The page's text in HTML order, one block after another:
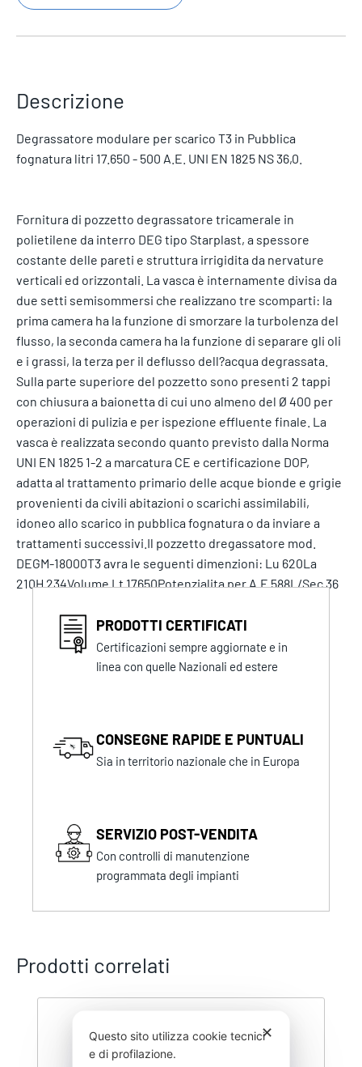
Descrizione
Degrassatore modulare per scarico T3 in Pubblica
fognatura litri 17.650 - 500 A.E. UNI EN 1825 NS 36,0.
Fornitura di pozzetto degrassatore tricamerale in
polietilene da interro DEG tipo Starplast, a spessore
costante delle pareti e struttura irrigidita da nervature
verticali ed orizzontali. La vasca è internamente divisa da
due setti semisommersi che realizzano tre scomparti: la
prima camera ha la funzione di smorzare la turbolenza del
flusso, la seconda camera ha la funzione di separare gli oli
e i grassi, la terza per il deflusso dell?acqua degrassata.
Sulla parte superiore del pozzetto sono presenti 2 tappi
con chiusura a baionetta di cui uno almeno del Ø 400 per
operazioni di pulizia e per ispezione effluente finale. La
vasca è realizzata secondo quanto previsto dalla Norma
UNI EN 1825 1-2 a marcatura CE e certificazione DOP,
adatta al trattamento primario delle acque bionde e grigie
provenienti da civili abitazioni o scarichi assimilabili,
idoneo allo scarico in pubblica fognatura o da inviare a
trattamenti successivi.Il pozzetto dregassatore mod.
DEGM-18000T3 avra le seguenti dimenzioni: Lu 620La
210H 234Volume Lt 17650Potenzialita per A.E 588L/Sec 36
PRODOTTI CERTIFICATI
Certificazioni sempre aggiornate e in
linea con quelle Nazionali ed estere
CONSEGNE RAPIDE E PUNTUALI
Sia in territorio nazionale che in Europa
SERVIZIO POST-VENDITA
Con controlli di manutenzione
programmata degli impianti
Prodotti correlati
✕
Questo sito utilizza cookie tecnici
e di profilazione.